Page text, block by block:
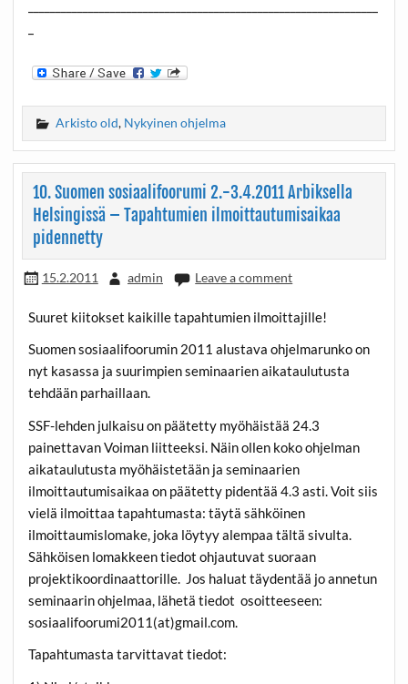
Arkisto old, Nykyinen ohjelma
10. Suomen sosiaalifoorumi 2.-3.4.2011 Arbiksella
Helsingissä – Tapahtumien ilmoittautumisaikaa
pidennetty
15.2.2011 admin Leave a comment
Suuret kiitokset kaikille tapahtumien ilmoittajille!
Suomen sosiaalifoorumin 2011 alustava ohjelmarunko on
nyt kasassa ja suurimpien seminaarien aikataulutusta
tehdään parhaillaan.
SSF-lehden julkaisu on päätetty myöhäistää 24.3
painettavan Voiman liitteeksi. Näin ollen koko ohjelman
aikataulutusta myöhäistetään ja seminaarien
ilmoittautumisaikaa on päätetty pidentää 4.3 asti. Voit siis
vielä ilmoittaa tapahtumasta: täytä sähköinen
ilmoittaumislomake, joka löytyy alempaa tältä sivulta.
Sähköisen lomakkeen tiedot ohjautuvat suoraan
projektikoordinaattorille. Jos haluat täydentää jo annetun
seminaarin ohjelmaa, lähetä tiedot osoitteeseen:
sosiaalifoorumi2011(at)gmail.com.
Tapahtumasta tarvittavat tiedot: